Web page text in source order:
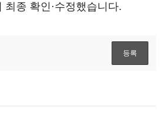
최종 확인·수정했습니다.